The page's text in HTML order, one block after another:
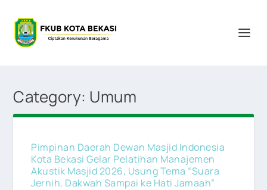
Category: Umum
Pimpinan Daerah Dewan Masjid Indonesia
Kota Bekasi Gelar Pelatihan Manajemen
Akustik Masjid 2026, Usung Tema “Suara
Jernih, Dakwah Sampai ke Hati Jamaah”